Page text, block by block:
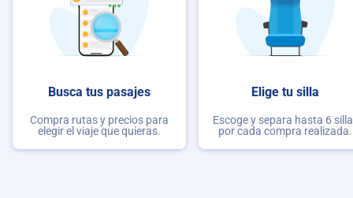
Busca tus pasajes
Compra rutas y precios para
elegir el viaje que quieras.
Elige tu silla
Escoge y separa hasta 6
por cada compra realizada.